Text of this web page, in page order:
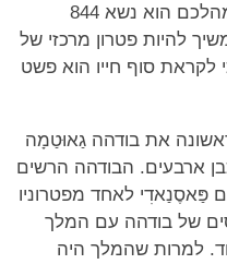
ריטריטים של עונת הגשמים שבמהלכם הוא נשא 844
להיות פטרון מרכזי של
לקראת סוף חייו הוא פשט
את בודהה גַאוּטַמָה
ארבעים. הבודהה הרשים
לאחד מפטרוניו
של בודהה עם המלך
למרות שהמלך היה